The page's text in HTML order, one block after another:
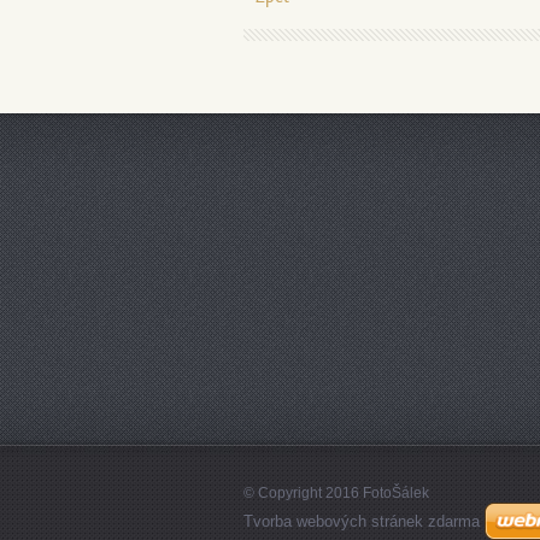
© Copyright 2016 FotoŠálek
Tvorba webových stránek zdarma